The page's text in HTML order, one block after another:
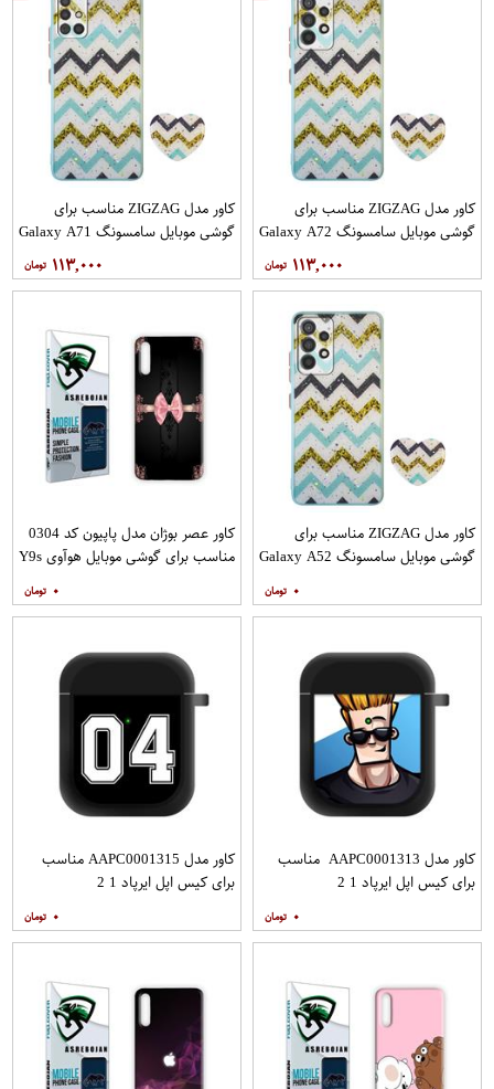
کاور مدل ZIGZAG مناسب برای
گوشی موبایل سامسونگ Galaxy A72
۱۱۳,۰۰۰
کاور مدل ZIGZAG مناسب برای
گوشی موبایل سامسونگ Galaxy A71
۱۱۳,۰۰۰
کاور مدل ZIGZAG مناسب برای
گوشی موبایل سامسونگ Galaxy A52
۰
کاور عصر بوژان مدل پاپیون کد 0304
مناسب برای گوشی موبایل هوآوی Y9s
۰
کاور مدل AAPC0001313 مناسب
برای کیس اپل ایرپاد 1 2
۰
کاور مدل AAPC0001315 مناسب
برای کیس اپل ایرپاد 1 2
۰